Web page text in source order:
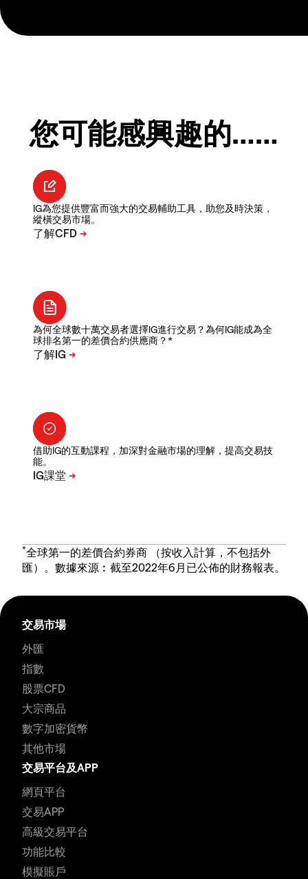
您可能感興趣的……
IG為您提供豐富而強大的交易輔助工具，助您及時決策，
縱橫交易市場。
為何全球數十萬交易者選擇IG進行交易？為何IG能成為全
球排名第一的差價合約供應商？*
借助IG的互動課程，加深對金融市場的理解，提高交易技
能。
*全球第一的差價合約券商 （按收入計算，不包括外
匯）。數據來源︰截至2022年6月已公佈的財務報表。
交易市場
外匯
指數
股票CFD
大宗商品
數字加密貨幣
其他市場
交易平台及APP
網頁平台
交易APP
高級交易平台
功能比較
模擬賬戶